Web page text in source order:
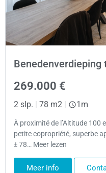
Benedenverdieping
269.000 €
2 slp. | 78 m2 | 1m
À proximité de l’Altitude 100
petite copropriété, superbe
± 78… Meer lezen
Meer info